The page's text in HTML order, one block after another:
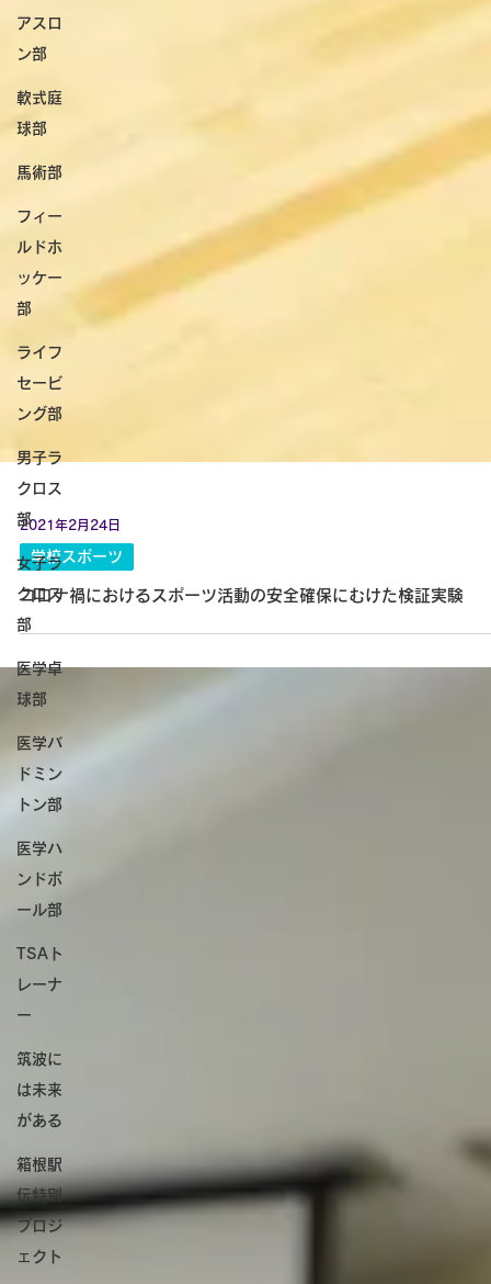
アスロ
ン部
軟式庭
球部
馬術部
フィー
ルドホ
ッケー
部
ライフ
セービ
ング部
男子ラ
クロス
部
女子ラ
クロス
部
医学卓
球部
医学バ
ドミン
トン部
医学ハ
ンドボ
ール部
TSAト
レーナ
ー
筑波に
は未来
がある
箱根駅
伝特別
プロジ
ェクト
2021年2月24日
学校スポーツ